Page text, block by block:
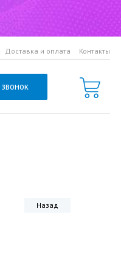
Доставка и оплата Контакты
Назад